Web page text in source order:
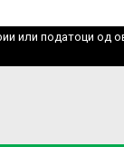
или податоци од